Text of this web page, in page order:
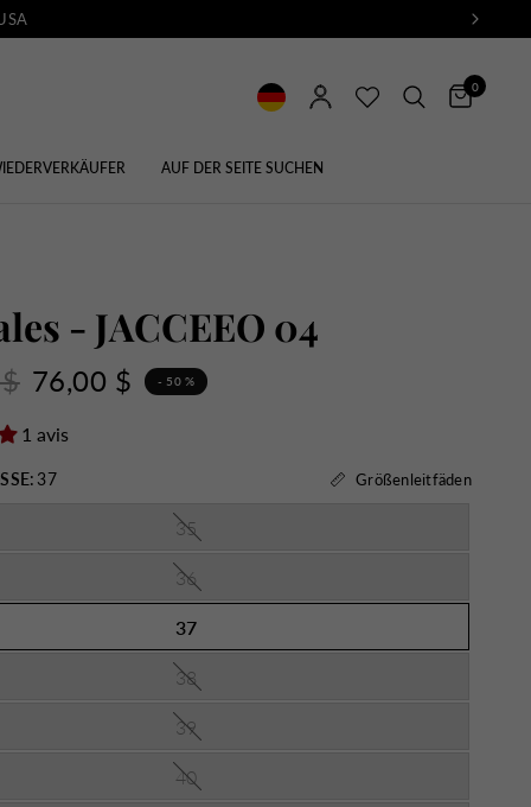
0
AUF DER SEITE SUCHEN
- JACCEEO 04
76,00 $ - 50 %
1 avis
37 Größenleitfäden
35
36
37
38
39
40